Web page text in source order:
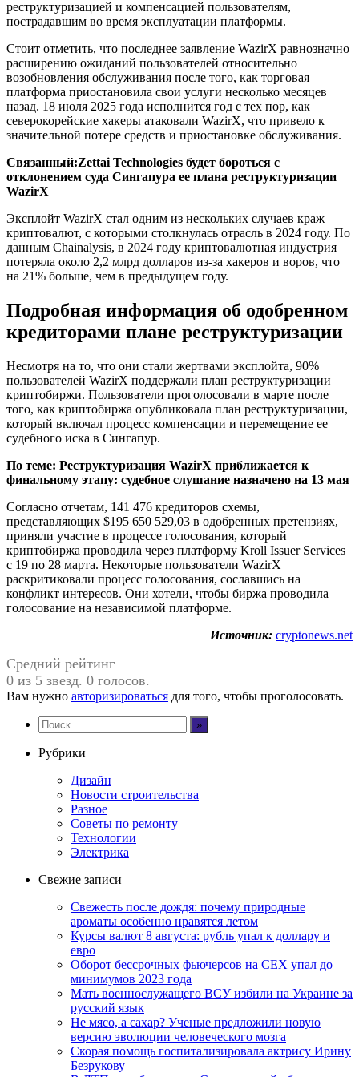
реструктуризацией и компенсацией пользователям,
пострадавшим во время эксплуатации платформы.
Стоит отметить, что последнее заявление WazirX равнозначно
расширению ожиданий пользователей относительно
возобновления обслуживания после того, как торговая
платформа приостановила свои услуги несколько месяцев
назад. 18 июля 2025 года исполнится год с тех пор, как
северокорейские хакеры атаковали WazirX, что привело к
значительной потере средств и приостановке обслуживания.
Связанный:Zettai Technologies будет бороться с
отклонением суда Сингапура ее плана реструктуризации
WazirX
Эксплойт WazirX стал одним из нескольких случаев краж
криптовалют, с которыми столкнулась отрасль в 2024 году. По
данным Chainalysis, в 2024 году криптовалютная индустрия
потеряла около 2,2 млрд долларов из-за хакеров и воров, что
на 21% больше, чем в предыдущем году.
Подробная информация об одобренном
кредиторами плане реструктуризации
Несмотря на то, что они стали жертвами эксплойта, 90%
пользователей WazirX поддержали план реструктуризации
криптобиржи. Пользователи проголосовали в марте после
того, как криптобиржа опубликовала план реструктуризации,
который включал процесс компенсации и перемещение ее
судебного иска в Сингапур.
По теме: Реструктуризация WazirX приближается к
финальному этапу: судебное слушание назначено на 13 мая
Согласно отчетам, 141 476 кредиторов схемы,
представляющих $195 650 529,03 в одобренных претензиях,
приняли участие в процессе голосования, который
криптобиржа проводила через платформу Kroll Issuer Services
с 19 по 28 марта. Некоторые пользователи WazirX
раскритиковали процесс голосования, сославшись на
конфликт интересов. Они хотели, чтобы биржа проводила
голосование на независимой платформе.
Источник: cryptonews.net
Средний рейтинг
0 из 5 звезд. 0 голосов.
Вам нужно авторизироваться для того, чтобы проголосовать.
Рубрики
Дизайн
Новости строительства
Разное
Советы по ремонту
Технологии
Электрика
Свежие записи
Свежесть после дождя: почему природные
ароматы особенно нравятся летом
Курсы валют 8 августа: рубль упал к доллару и
евро
Оборот бессрочных фьючерсов на CEX упал до
минимумов 2023 года
Мать военнослужащего ВСУ избили на Украине за
русский язык
Не мясо, а сахар? Ученые предложили новую
версию эволюции человеческого мозга
Скорая помощь госпитализировала актрису Ирину
Безрукову